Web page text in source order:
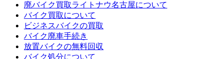
廃バイク買取ライトナウ名古屋について
バイク買取について
ビジネスバイクの買取
バイク廃車手続き
放置バイクの無料回収
バイク処分について